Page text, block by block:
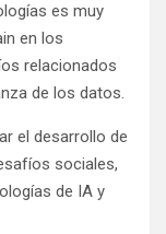
es muy
en los
relacionados
de los datos.
el desarrollo de
sociales,
de IA y